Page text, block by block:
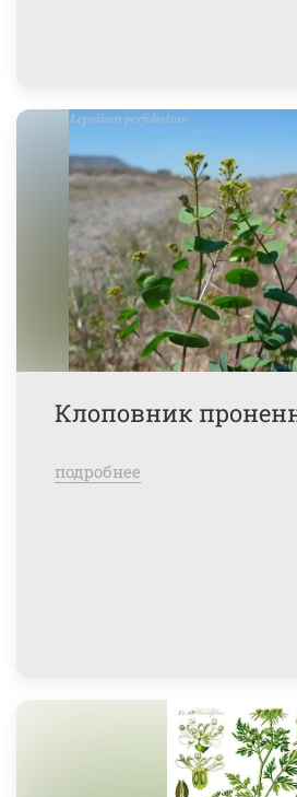
Клоповник
подробнее